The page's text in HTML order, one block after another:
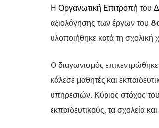
Η Οργανωτική Επιτροπή του
αξιολόγησης των έργων του
υλοποιήθηκε κατά τη
Ο διαγωνισμός επικεντρώθηκε
κάλεσε μαθητές και
υπηρεσιών. Κύριος στόχος
εκπαιδευτικούς, τα σχολεία